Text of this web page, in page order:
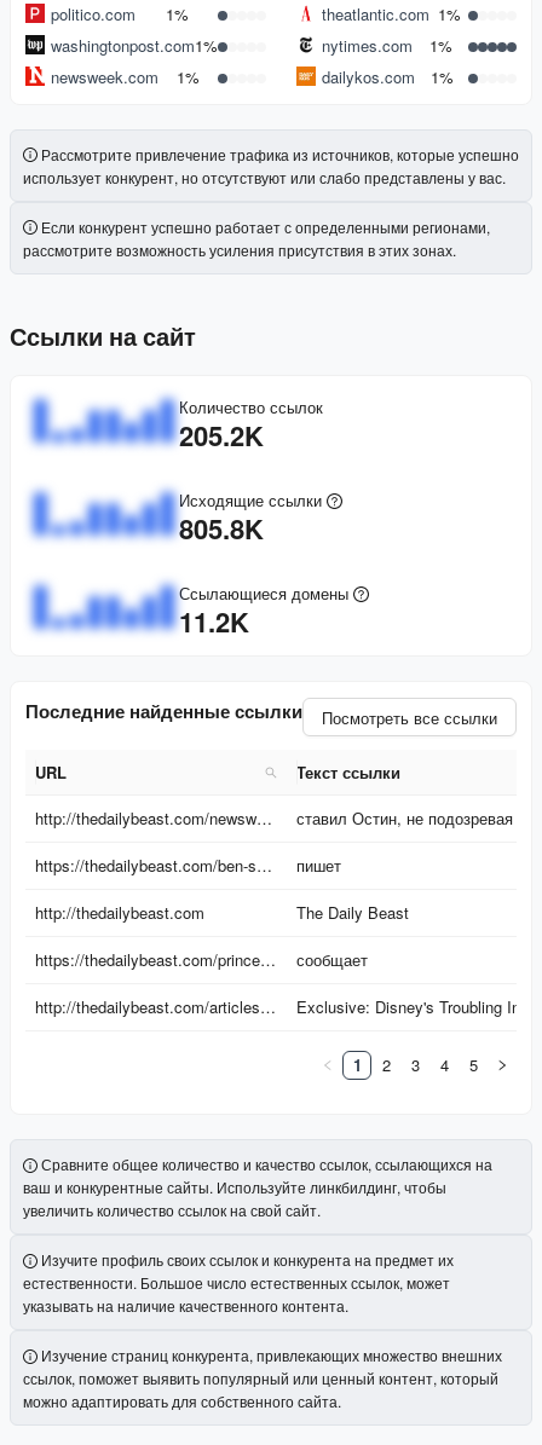
politico.com 1% theatlantic.com 1%
washingtonpost.com1% nytimes.com
1%
newsweek.com
1% dailykos.com 1%
Рассмотрите привлечение трафика из источников, которые успешно
использует конкурент, но отсутствуют или слабо представлены у вас.
Если конкурент успешно работает с определенными регионами,
рассмотрите возможность усиления присутствия в этих зонах.
Ссылки на сайт
Количество ссылок
205.2K
Исходящие ссылки
805.8K
Ссылающиеся домены
11.2K
Последние найденные ссылки Посмотреть все ссылки
URL
Текст ссылки
URL
Текст ссылки
http://thedailybeast.com/newsweek/1995/12/17/jane-austen-does-lunch.html
https://thedailybeast.com/ben-shapiro-bets-donald-trump-regrets-picking-jd-vance пишет
http://thedailybeast.com The Daily Beast
https://thedailybeast.com/prince-andrew-set-to-flee-england-for-secret-abu-dhabi-palace/ сообщает
http://thedailybeast.com/articles/2010/06/18/have-the-jonas-brothers-been-eclipsed-by-justin-bieber.html
1 2 3 4 5
Сравните общее количество и качество ссылок, ссылающихся на
ваш и конкурентные сайты. Используйте линкбилдинг, чтобы
увеличить количество ссылок на свой сайт.
Изучите профиль своих ссылок и конкурента на предмет их
естественности. Большое число естественных ссылок, может
указывать на наличие качественного контента.
Изучение страниц конкурента, привлекающих множество внешних
ссылок, поможет выявить популярный или ценный контент, который
можно адаптировать для собственного сайта.